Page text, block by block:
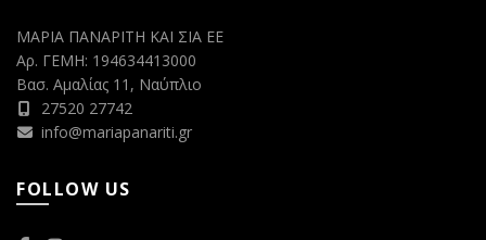
ΜΑΡΙΑ ΠΑΝΑΡΙΤΗ ΚΑΙ ΣΙΑ ΕΕ
Αρ. ΓΕΜΗ: 194634413000
Βασ. Αμαλίας 11, Ναύπλιο
27520 27742
info@mariapanariti.gr
FOLLOW US